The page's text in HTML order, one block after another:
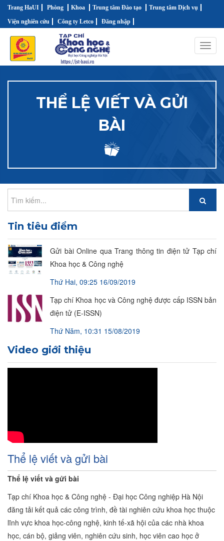
Trang HaUI Phòng Khoa Trung tâm Đào tạo
Trung tâm Dịch vụ
Viện nghiên cứu
Công ty Letco Đăng nhập
THỂ LỆ VIẾT VÀ GỬI
BÀI
Tin tiêu điểm
Gửi bài Online qua Trang thông tin điện tử Tạp chí
Khoa học & Công nghệ
Thứ Hai, 09:25 16/09/2019
Tạp chí Khoa học và Công nghệ được cấp ISSN bản
điện tử (E-ISSN)
Thứ Năm, 10:31 15/08/2019
Video giới thiệu
Thể lệ viết và gửi bài
Thể lệ viết và gửi bài
Tạp chí Khoa học & Công nghệ - Đại học Công nghiệp Hà Nội
đăng tải kết quả các công trình, đề tài nghiên cứu khoa học thuộc
lĩnh vực khoa học-công nghệ, kinh tế-xã hội của các nhà khoa
học, cán bộ, giảng viên, nghiên cứu sinh, học viên cao học ở